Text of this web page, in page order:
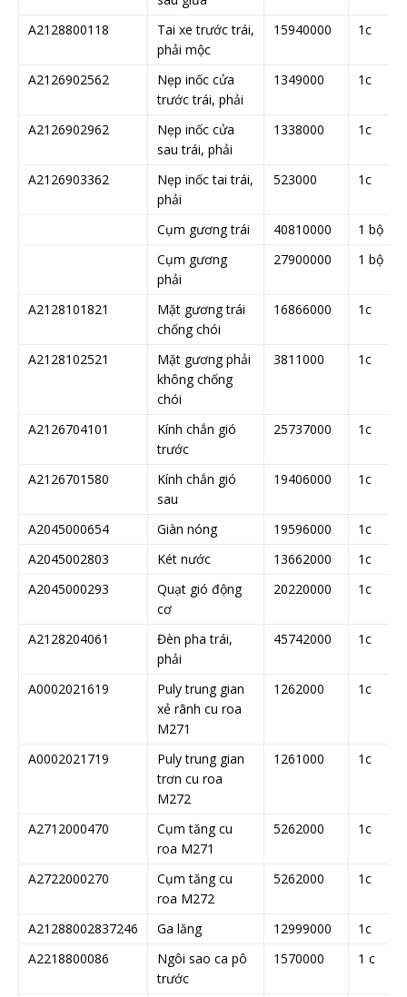
A2128800118
Tai xe trước trái,
phải mộc
15940000 1c
A2126902562
Nẹp inốc cửa
trước trái, phải
1349000 1c
A2126902962
Nẹp inốc cửa
sau trái, phải
1338000 1c
A2126903362
Nẹp inốc tai trái,
phải
523000 1c
Cụm gương trái 40810000
1 bộ
Cụm gương
phải
27900000 1 bộ
A2128101821
Mặt gương trái
chống chói
16866000 1c
A2128102521
Mặt gương phải
không chống
chói
3811000 1c
A2126704101
Kính chắn gió
trước
25737000 1c
A2126701580
Kính chắn gió
sau
19406000 1c
A2045000654 Giàn nóng 19596000
1c
A2045002803
Két nước 13662000
1c
A2045000293
Quạt gió động
cơ
20220000 1c
A2128204061
Đèn pha trái,
phải
45742000 1c
A0002021619
Puly trung gian
xẻ rãnh cu roa
M271
1262000 1c
A0002021719
Puly trung gian
trơn cu roa
M272
1261000 1c
A2712000470
Cụm tăng cu
roa M271
5262000 1c
A2722000270
Cụm tăng cu
roa M272
5262000 1c
A21288002837246 Ga lăng 12999000
1c
A2218800086
Ngôi sao ca pô
trước
1570000 1 c